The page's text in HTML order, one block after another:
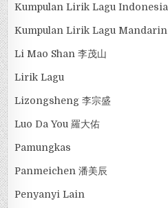
Kumpulan Lirik Lagu Indonesia
Kumpulan Lirik Lagu Mandarin
Li Mao Shan 李茂山
Lirik Lagu
Lizongsheng 李宗盛
Luo Da You 羅大佑
Pamungkas
Panmeichen 潘美辰
Penyanyi Lain